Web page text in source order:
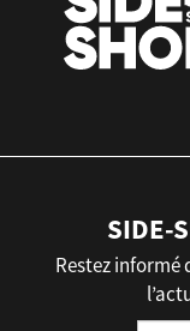
SIDE-
Restez informé